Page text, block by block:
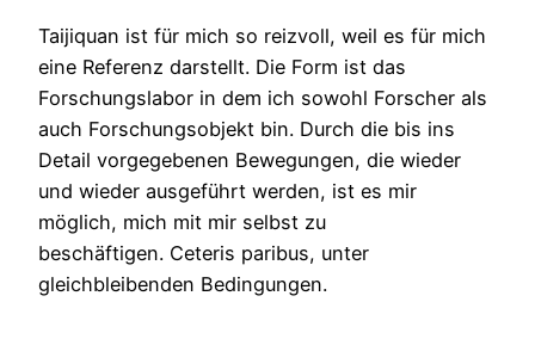
Taijiquan ist für mich so reizvoll, weil es für mich
eine Referenz darstellt. Die Form ist das
Forschungslabor in dem ich sowohl Forscher als
auch Forschungsobjekt bin. Durch die bis ins
Detail vorgegebenen Bewegungen, die wieder
und wieder ausgeführt werden, ist es mir
möglich, mich mit mir selbst zu
beschäftigen. Ceteris paribus, unter
gleichbleibenden Bedingungen.